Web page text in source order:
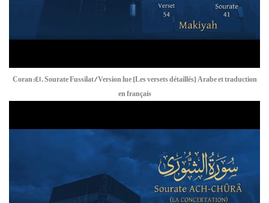
Coran:41. Sourate Fussilat / Version lue (Les versets détaillés) Arabe et traduction
en français